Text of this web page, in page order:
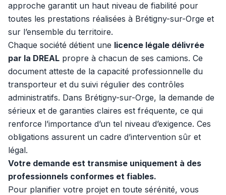
approche garantit un haut niveau de fiabilité pour
toutes les prestations réalisées à Brétigny-sur-Orge et
sur l’ensemble du territoire.
Chaque société détient une licence légale délivrée
par la DREAL propre à chacun de ses camions. Ce
document atteste de la capacité professionnelle du
transporteur et du suivi régulier des contrôles
administratifs. Dans Brétigny-sur-Orge, la demande de
sérieux et de garanties claires est fréquente, ce qui
renforce l’importance d’un tel niveau d’exigence. Ces
obligations assurent un cadre d’intervention sûr et
légal.
Votre demande est transmise uniquement à des
professionnels conformes et fiables.
Pour planifier votre projet en toute sérénité, vous